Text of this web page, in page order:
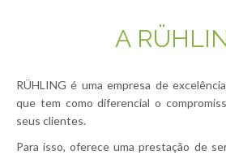
A
RÜHLING é uma empresa de
que tem como diferencial o
seus clientes.
Para isso, oferece uma prestação de